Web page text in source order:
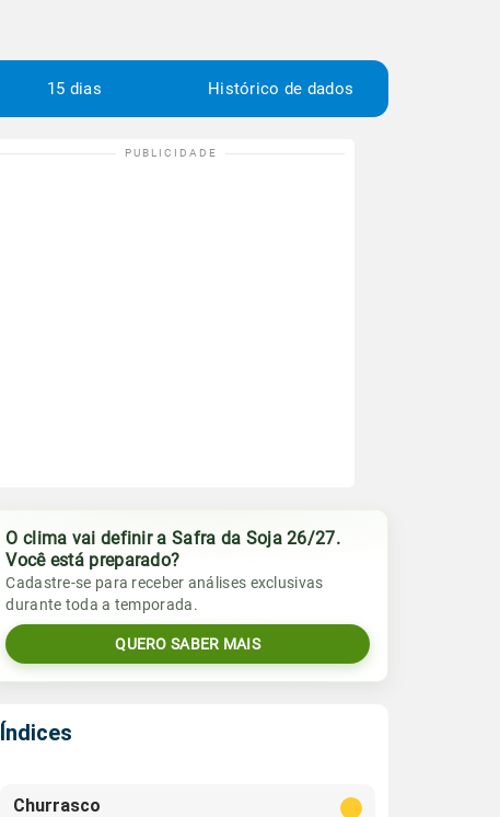
15 dias Histórico de dados
O clima vai definir a Safra da Soja 26/27.
Você está preparado?
Cadastre-se para receber análises exclusivas
durante toda a temporada.
QUERO SABER MAIS
Índices
Churrasco